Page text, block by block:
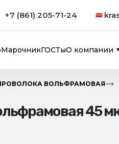
+7 (861) 205-71-24
МарочникГОСТыО компании
ВОЛЬФРАМОВАЯ
45